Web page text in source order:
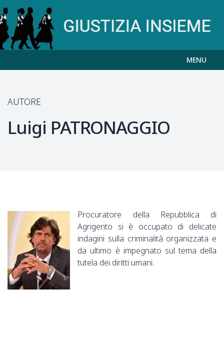
MENU
AUTORE
Luigi PATRONAGGIO
Procuratore della Repubblica di
Agrigento si è occupato di delicate
indagini sulla criminalità organizzata e
da ultimo è impegnato sul tema della
tutela dei diritti umani.